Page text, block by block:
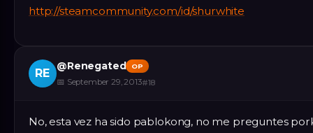
http://steamcommunity.com/id/shurwhite
RE
@Renegated OP
📅 September 29, 2013#18
No, esta vez ha sido pablokong, no me preguntes